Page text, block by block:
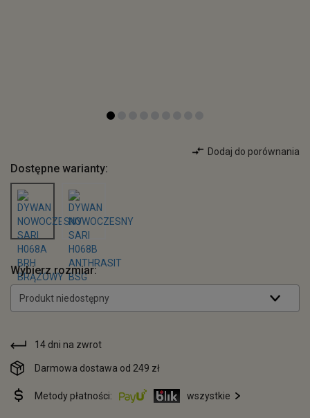
Dodaj do porównania
Dostępne warianty:
Wybierz rozmiar:
Produkt niedostępny
14 dni na zwrot
Darmowa dostawa od 249 zł
Metody płatności: wszystkie